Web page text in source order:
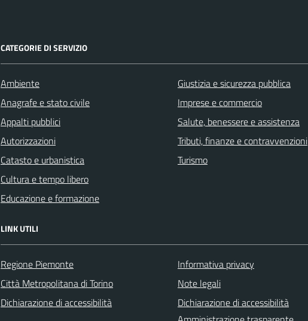
CATEGORIE DI SERVIZIO
Ambiente
Anagrafe e stato civile
Appalti pubblici
Autorizzazioni
Catasto e urbanistica
Cultura e tempo libero
Educazione e formazione
Giustizia e sicurezza pubblica
Imprese e commercio
Salute, benessere e assistenza
Tributi, finanze e contravvenzioni
Turismo
LINK UTILI
Regione Piemonte
Città Metropolitana di Torino
Dichiarazione di accessibilità
Informativa privacy
Note legali
Dichiarazione di accessibilità